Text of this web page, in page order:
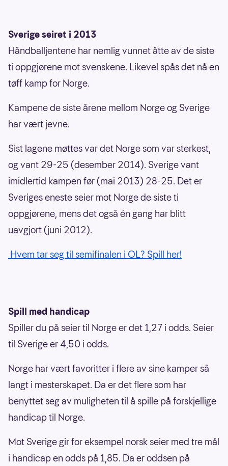
Sverige seiret i 2013
Håndballjentene har nemlig vunnet åtte av de siste
ti oppgjørene mot svenskene. Likevel spås det nå en
tøff kamp for Norge.
Kampene de siste årene mellom Norge og Sverige
har vært jevne.
Sist lagene møttes var det Norge som var sterkest,
og vant 29-25 (desember 2014). Sverige vant
imidlertid kampen før (mai 2013) 28-25. Det er
Sveriges eneste seier mot Norge de siste ti
oppgjørene, mens det også én gang har blitt
uavgjort (juni 2012).
Hvem tar seg til semifinalen i OL? Spill her!
Spill med handicap
Spiller du på seier til Norge er det 1,27 i odds. Seier
til Sverige er 4,50 i odds.
Norge har vært favoritter i flere av sine kamper så
langt i mesterskapet. Da er det flere som har
benyttet seg av muligheten til å spille på forskjellige
handicap til Norge.
Mot Sverige gir for eksempel norsk seier med tre mål
i handicap en odds på 1,85. Da er oddsen på